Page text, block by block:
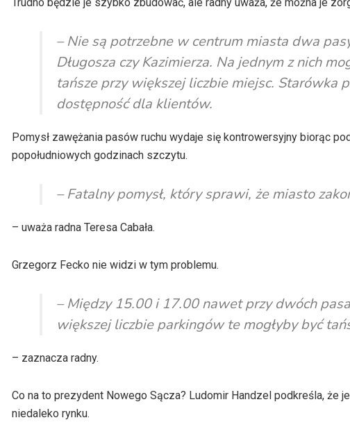
Trudno będzie je szybko zbudować, ale radny uważa, że można je
– Nie są potrzebne w centrum miasta dwa
Długosza czy Kazimierza. Na jednym z nich
tańsze przy większej liczbie miejsc.
dostępność dla klientów.
Pomysł zawężania pasów ruchu wydaje się kontrowersyjny biorąc
popołudniowych godzinach szczytu.
– Fatalny pomysł, który sprawi, że miasto
– uważa radna Teresa Cabała.
Grzegorz Fecko nie widzi w tym problemu.
– Między 15.00 i 17.00 nawet przy dwóch
większej liczbie parkingów te mogłyby być
– zaznacza radny.
Co na to prezydent Nowego Sącza? Ludomir Handzel podkreśla, że
niedaleko rynku.